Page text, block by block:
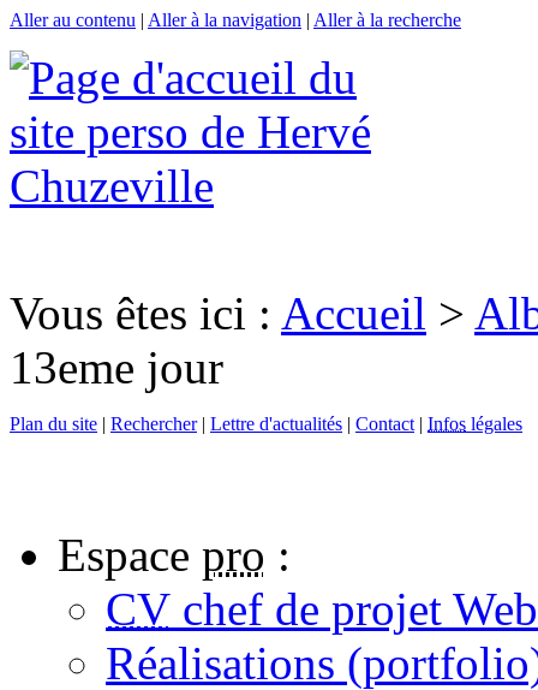
Aller au contenu | Aller à la navigation | Aller à la recherche
Vous êtes ici : Accueil >
13eme jour
Plan du site | Rechercher| Lettre d'actualités | Contact | Infos légales
Espace pro :
CV chef de projet Web
Réalisations